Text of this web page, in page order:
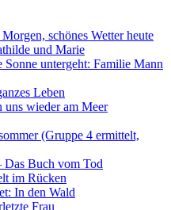
schönes Wetter heute
und Marie
untergeht: Familie Mann
Leben
uns wieder am Meer
(Gruppe 4 ermittelt,
Das Buch vom Tod
im Rücken
In den Wald
Frau